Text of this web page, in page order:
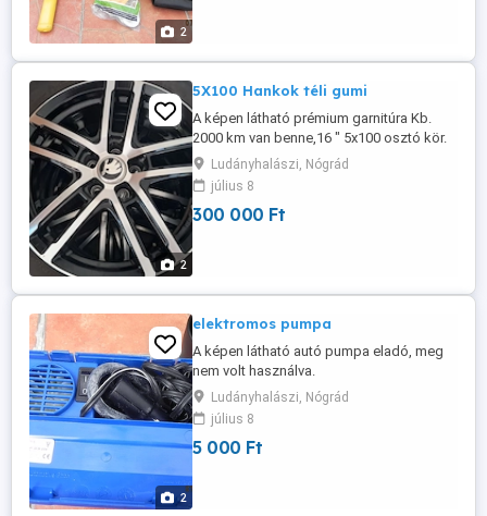
2
2
5X100 Hankok téli gumi
A képen látható prémium garnitúra Kb.
2000 km van benne,16 " 5x100 osztó kör.
95 %-os sérülés mentes áz új ára 400
e.volt.
Ludányhalászi, Nógrád
július 8
300 000 Ft
2
elektromos pumpa
A képen látható autó pumpa eladó, meg
nem volt használva.
Ludányhalászi, Nógrád
július 8
5 000 Ft